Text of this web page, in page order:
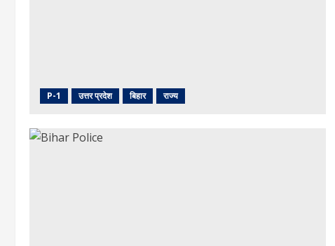
P-1 उत्तर प्रदेश बिहार राज्य